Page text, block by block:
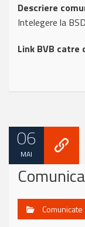
Descriere
Intelegere la
Link BVB catre
06
MAI
Comunicate